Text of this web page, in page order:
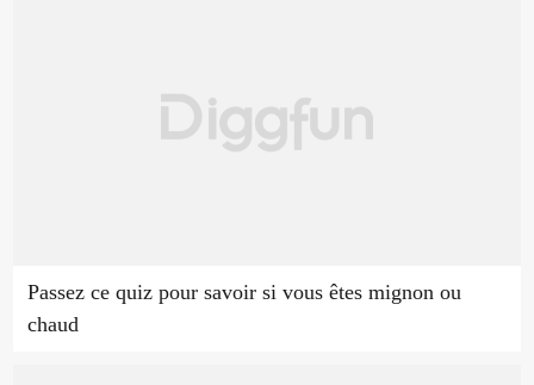
Passez ce quiz pour savoir si vous êtes mignon ou
chaud